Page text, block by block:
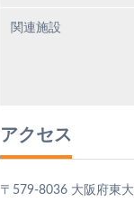
関連施設
アクセス
〒579-8036 大阪府東